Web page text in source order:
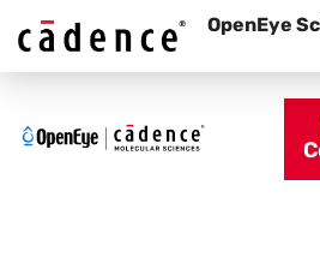
OpenEye